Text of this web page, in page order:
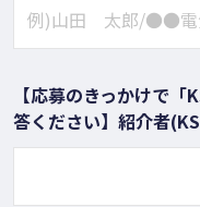
【応募のきっかけで
答ください】紹介者